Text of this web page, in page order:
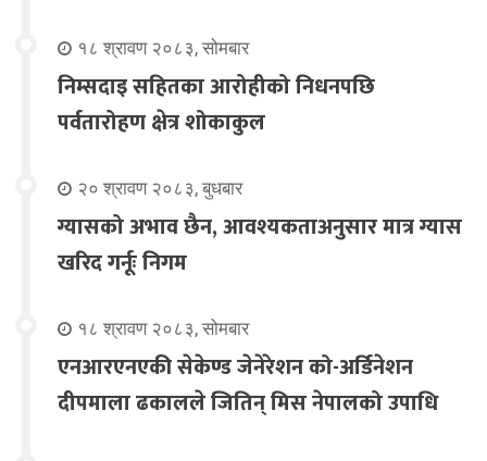
१८ श्रावण २०८३, सोमबार
निम्सदाइ सहितका आरोहीको निधनपछि
पर्वतारोहण क्षेत्र शोकाकुल
२० श्रावण २०८३, बुधबार
ग्यासको अभाव छैन, आवश्यकताअनुसार मात्र ग्यास
खरिद गर्नूः निगम
१८ श्रावण २०८३, सोमबार
एनआरएनएकी सेकेण्ड जेनेरेशन को-अर्डिनेशन
दीपमाला ढकालले जितिन् मिस नेपालको उपाधि